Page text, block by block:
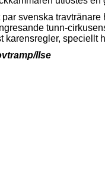
par svenska
tunn-
karensregler, speciellt
Ilse